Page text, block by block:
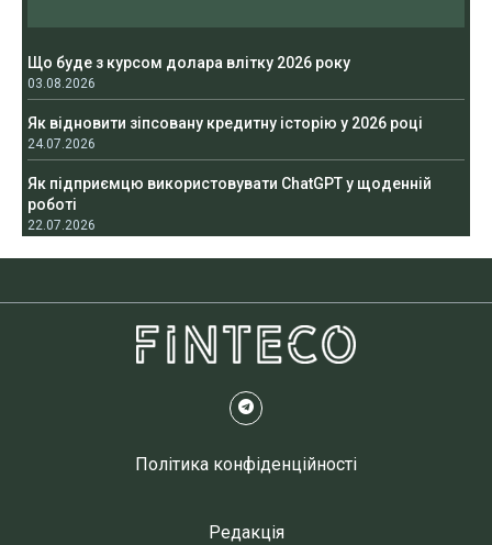
Що буде з курсом долара влітку 2026 року
03.08.2026
Як відновити зіпсовану кредитну історію у 2026 році
24.07.2026
Як підприємцю використовувати ChatGPT у щоденній
роботі
22.07.2026
Політика конфіденційності
Редакція